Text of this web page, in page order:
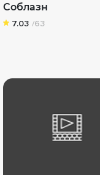
Соблазн
7.03 /63